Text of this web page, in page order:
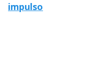
impulso